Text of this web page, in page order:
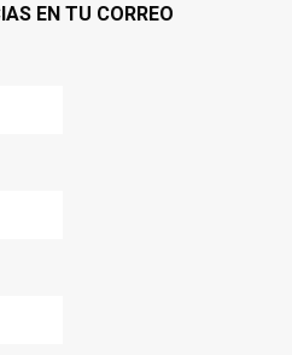
EN TU CORREO